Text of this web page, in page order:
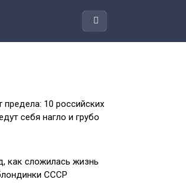
10 российских
себя нагло и грубо
как сложилась жизнь
СССР